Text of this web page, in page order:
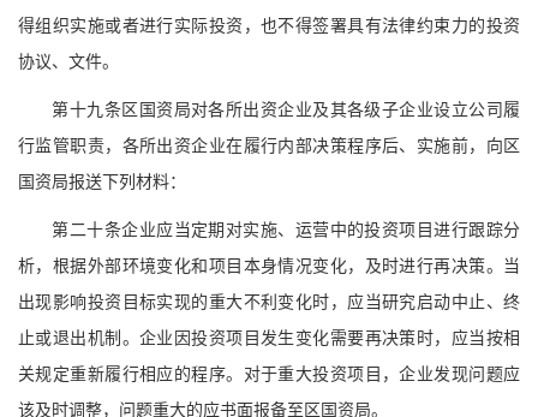
得组织实施或者进行实际投资，也不得签署具有法律约束力的投资
协议、文件。
第十九条区国资局对各所出资企业及其各级子企业设立公司履
行监管职责，各所出资企业在履行内部决策程序后、实施前，向区
国资局报送下列材料：
第二十条企业应当定期对实施、运营中的投资项目进行跟踪分
析，根据外部环境变化和项目本身情况变化，及时进行再决策。当
出现影响投资目标实现的重大不利变化时，应当研究启动中止、终
止或退出机制。企业因投资项目发生变化需要再决策时，应当按相
关规定重新履行相应的程序。对于重大投资项目，企业发现问题应
该及时调整，问题重大的应书面报备至区国资局。